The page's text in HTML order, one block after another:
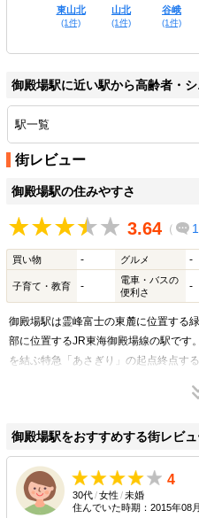
東山北
(1件)
山北
(1件)
谷峨
(1件)
御殿場駅に近い駅から高齢者・
駅一覧
街レビュー
御殿場駅の住みやすさ
3.64 （
買い物 - グルメ -
子育て・教育 -
電車・バスの
便利さ
-
御殿場駅は霊峰富士の東麓に位置する
部に位置するJR東海御殿場線の駅です
を結ぶ特急「あさぎり」の起点終点す
などへ向かうバスが発着しています。
には小田急箱根高速バスなどが乗り入れ
駅前にはホテルが立地する他、周辺に
や小売店が軒を連ねています。また、
トの立地もあり、便利な生活圏となって
御殿場駅をおすすめする街レビ
4
30代/女性/未婚
住んでいた時期：2015年08